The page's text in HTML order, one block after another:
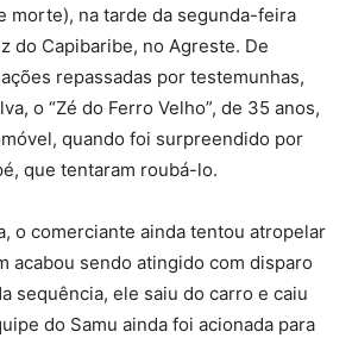
morte), na tarde da segunda-feira
do Capibaribe, no Agreste. De
repassadas por testemunhas,
o “Zé do Ferro Velho”, de 35 anos,
quando foi surpreendido por
que tentaram roubá-lo.
o comerciante ainda tentou atropelar
acabou sendo atingido com disparo
sequência, ele saiu do carro e caiu
do Samu ainda foi acionada para